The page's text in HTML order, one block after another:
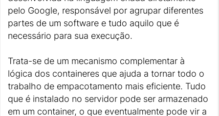
pelo Google, responsável por agrupar diferentes
partes de um software e tudo aquilo que é
necessário para sua execução.
Trata-se de um mecanismo complementar à
lógica dos containeres que ajuda a tornar todo o
trabalho de empacotamento mais eficiente. Tudo
que é instalado no servidor pode ser armazenado
em um container, o que eventualmente pode vir a